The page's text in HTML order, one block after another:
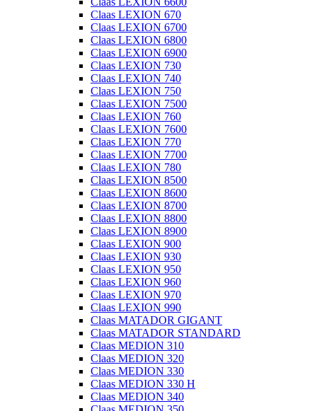
Claas LEXION 670
Claas LEXION 6700
Claas LEXION 6800
Claas LEXION 6900
Claas LEXION 730
Claas LEXION 740
Claas LEXION 750
Claas LEXION 7500
Claas LEXION 760
Claas LEXION 7600
Claas LEXION 770
Claas LEXION 7700
Claas LEXION 780
Claas LEXION 8500
Claas LEXION 8600
Claas LEXION 8700
Claas LEXION 8800
Claas LEXION 8900
Claas LEXION 900
Claas LEXION 930
Claas LEXION 950
Claas LEXION 960
Claas LEXION 970
Claas LEXION 990
Claas MATADOR GIGANT
Claas MATADOR STANDARD
Claas MEDION 310
Claas MEDION 320
Claas MEDION 330
Claas MEDION 330 H
Claas MEDION 340